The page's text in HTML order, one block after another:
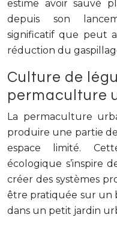
estime avoir sauvé
depuis son
significatif que peut
réduction du
Culture de
permaculture
La permaculture
produire une partie
espace limité.
écologique s’inspire
créer des systèmes
être pratiquée sur un
dans un petit jardin